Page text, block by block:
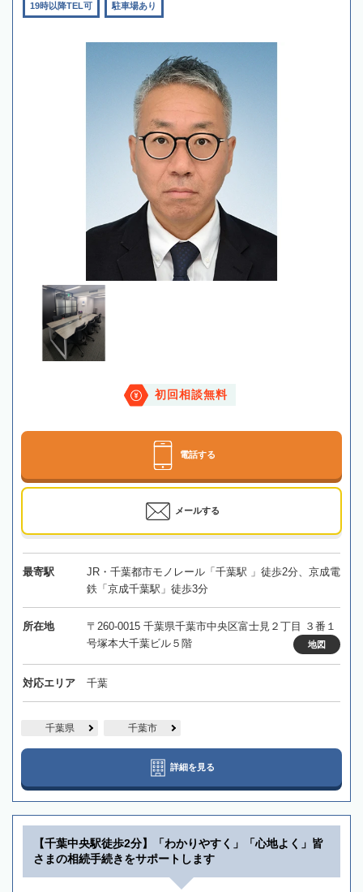
19時以降TEL可 駐車場あり
初回相談無料
電話する
メールする
最寄駅
JR・千葉都市モノレール「千葉駅 」徒歩2分、京成電
鉄「京成千葉駅」徒歩3分
所在地
〒260-0015 千葉県千葉市中央区富士見２丁目 ３番１
号塚本大千葉ビル５階
地図
対応エリア 千葉
千葉県 千葉市
詳細を見る
【千葉中央駅徒歩2分】「わかりやすく」「心地よく」皆
さまの相続手続きをサポートします